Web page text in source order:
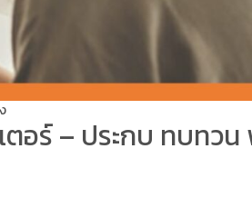
ตอร์ – ประกบ ทบท